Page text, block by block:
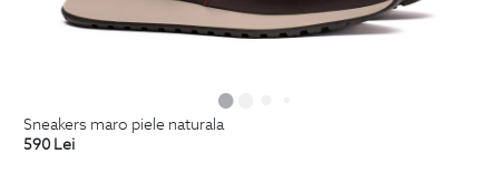
sneakers maro piele naturala
590 Lei